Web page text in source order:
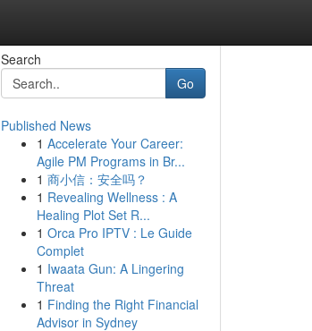
Search
Go
Published News
1 Accelerate Your Career:
Agile PM Programs in Br...
1 商小信：安全吗？
1 Revealing Wellness : A
Healing Plot Set R...
1 Orca Pro IPTV : Le Guide
Complet
1 Iwaata Gun: A Lingering
Threat
1 Finding the Right Financial
Advisor in Sydney